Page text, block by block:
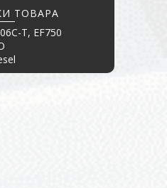
ТОВАРА
T, EF750